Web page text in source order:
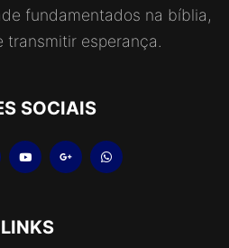
fundamentados na bíblia,
transmitir esperança.
SOCIAIS
LINKS